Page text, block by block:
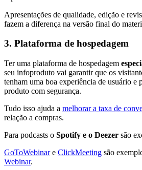
Apresentações de qualidade, edição e
fazem a diferença na versão final do
3. Plataforma de hospedagem
Ter uma plataforma de hospedagem
seu infoproduto vai garantir que os
tenham uma boa experiência de usuário e
produto com segurança.
Tudo isso ajuda a melhorar a taxa de
relação a compras.
Para podcasts o Spotify e o Deezer são
GoToWebinare ClickMeeting são
Webinar.